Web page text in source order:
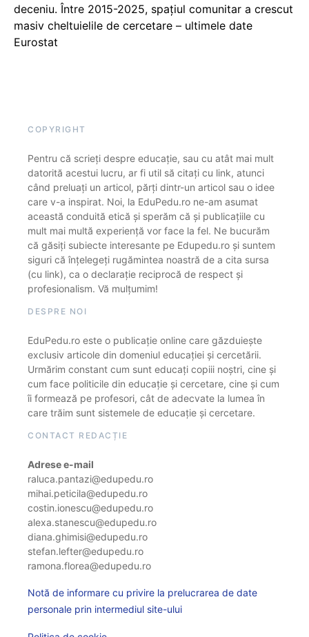
deceniu. Între 2015-2025, spațiul comunitar a crescut
masiv cheltuielile de cercetare – ultimele date
Eurostat
COPYRIGHT
Pentru că scrieți despre educație, sau cu atât mai mult
datorită acestui lucru, ar fi util să citați cu link, atunci
când preluați un articol, părți dintr-un articol sau o idee
care v-a inspirat. Noi, la EduPedu.ro ne-am asumat
această conduită etică și sperăm că și publicațiile cu
mult mai multă experiență vor face la fel. Ne bucurăm
că găsiți subiecte interesante pe Edupedu.ro și suntem
siguri că înțelegeți rugămintea noastră de a cita sursa
(cu link), ca o declarație reciprocă de respect și
profesionalism. Vă mulțumim!
DESPRE NOI
EduPedu.ro este o publicație online care găzduiește
exclusiv articole din domeniul educației și cercetării.
Urmărim constant cum sunt educați copiii noștri, cine și
cum face politicile din educație și cercetare, cine și cum
îi formează pe profesori, cât de adecvate la lumea în
care trăim sunt sistemele de educație și cercetare.
CONTACT REDACȚIE
Adrese e-mail
raluca.pantazi@edupedu.ro
mihai.peticila@edupedu.ro
costin.ionescu@edupedu.ro
alexa.stanescu@edupedu.ro
diana.ghimisi@edupedu.ro
stefan.lefter@edupedu.ro
ramona.florea@edupedu.ro
Notă de informare cu privire la prelucrarea de date
personale prin intermediul site-ului